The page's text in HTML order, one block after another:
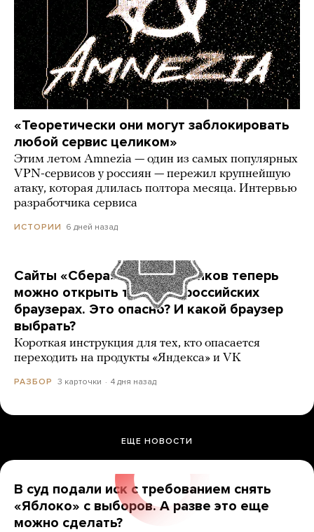
«Теоретически они могут заблокировать
любой сервис целиком»
Этим летом Amnezia — один из самых популярных
VPN-сервисов у россиян — пережил крупнейшую
атаку, которая длилась полтора месяца. Интервью
разработчика сервиса
ИСТОРИИ 6 дней назад
Сайты «Сбера» и других банков теперь
можно открыть только в российских
браузерах. Это опасно? И какой браузер
выбрать?
Короткая инструкция для тех, кто опасается
переходить на продукты «Яндекса» и VK
РАЗБОР 3 карточки 4 дня назад
ЕЩЕ НОВОСТИ
В суд подали иск с требованием снять
«Яблоко» с выборов. А разве это еще
можно сделать?